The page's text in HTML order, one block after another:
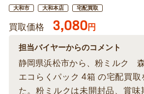
大和市 大和本店 宅配買取
買取価格 3,080円
担当バイヤーからのコメント
静岡県浜松市から、粉ミルク
エコらくパック 4箱 の宅配買取
た。粉ミルクは未開封品、賞味